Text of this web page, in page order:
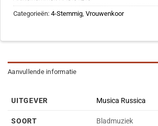
Categorieën: 4-Stemmig Vrouwenkoor
Aanvullende informatie
UITGEVER Musica Russica
SOORT Bladmuziek